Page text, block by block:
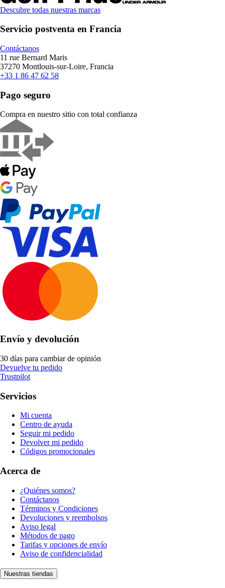
Descubre todas nuestras marcas
Servicio postventa en Francia
Contáctanos
11 rue Bernard Maris
37270 Montlouis-sur-Loire, Francia
+33 1 86 47 62 58
Pago seguro
Compra en nuestro sitio con total confianza
Envío y devolución
30 días para cambiar de opinión
Devuelve tu pedido
Trustpilot
Servicios
Mi cuenta
Centro de ayuda
Seguir mi pedido
Devolver mi pedido
Códigos promocionales
Acerca de
¿Quiénes somos?
Contáctanos
Términos y Condiciones
Devoluciones y reembolsos
Aviso legal
Métodos de pago
Tarifas y opciones de envío
Aviso de confidencialidad
Nuestras tiendas